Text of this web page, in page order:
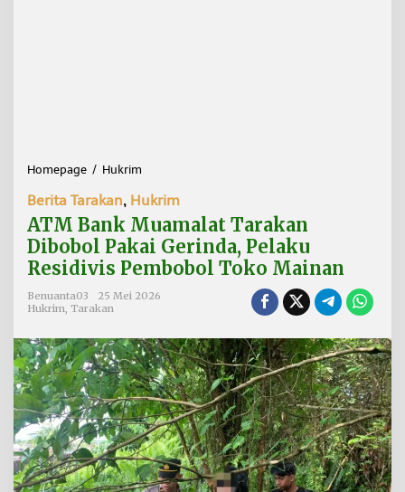
Homepage / Hukrim
M
B
a
n
k
u
a
l
a
t
T
a
r
a
k
Berita Tarakan, Hukrim
ATM Bank Muamalat Tarakan
Dibobol Pakai Gerinda, Pelaku
Residivis Pembobol Toko Mainan
Benuanta03
25 Mei 2026
Hukrim Tarakan